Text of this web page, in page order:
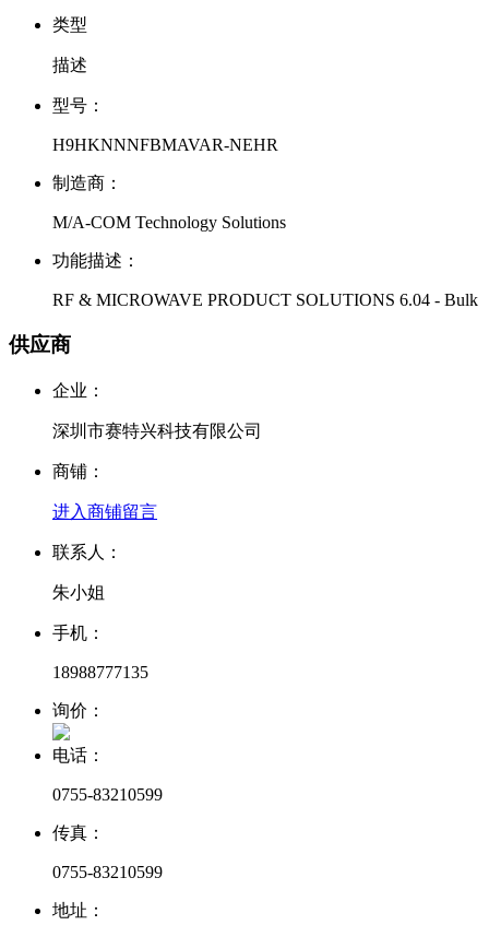
类型
描述
型号：
H9HKNNNFBMAVAR-NEHR
制造商：
M/A-COM Technology Solutions
功能描述：
RF & MICROWAVE PRODUCT SOLUTIONS 6.04 - Bulk
供应商
企业：
深圳市赛特兴科技有限公司
商铺：
进入商铺留言
联系人：
朱小姐
手机：
18988777135
询价：
电话：
0755-83210599
传真：
0755-83210599
地址：